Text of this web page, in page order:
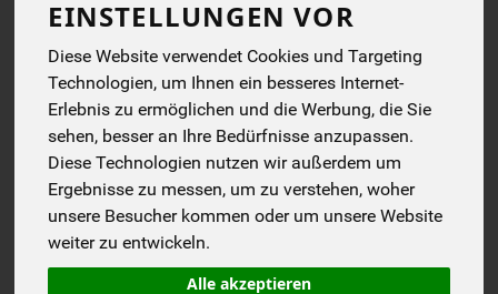
EINSTELLUNGEN VOR
Diese Website verwendet Cookies und Targeting
Technologien, um Ihnen ein besseres Internet-
Erlebnis zu ermöglichen und die Werbung, die Sie
sehen, besser an Ihre Bedürfnisse anzupassen.
Diese Technologien nutzen wir außerdem um
Ergebnisse zu messen, um zu verstehen, woher
unsere Besucher kommen oder um unsere Website
weiter zu entwickeln.
Alle akzeptieren
HÜHNERFOND IM GLAS
WULKSFELDE
Gut Wulksfelde
DB
5,99 € * / 385 ml
(15,56 € / Liter)